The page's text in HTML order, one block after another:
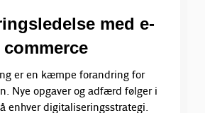
med e-
commerce
er en kæmpe forandring for
Nye opgaver og adfærd følger i
enhver digitaliseringsstrategi.